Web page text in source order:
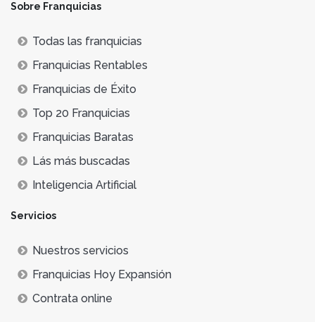
Sobre Franquicias
Todas las franquicias
Franquicias Rentables
Franquicias de Éxito
Top 20 Franquicias
Franquicias Baratas
Lás más buscadas
Inteligencia Artificial
Servicios
Nuestros servicios
Franquicias Hoy Expansión
Contrata online